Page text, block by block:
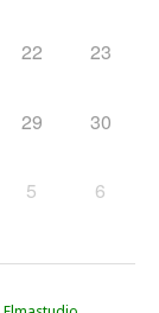
22 23
29 30
5 6